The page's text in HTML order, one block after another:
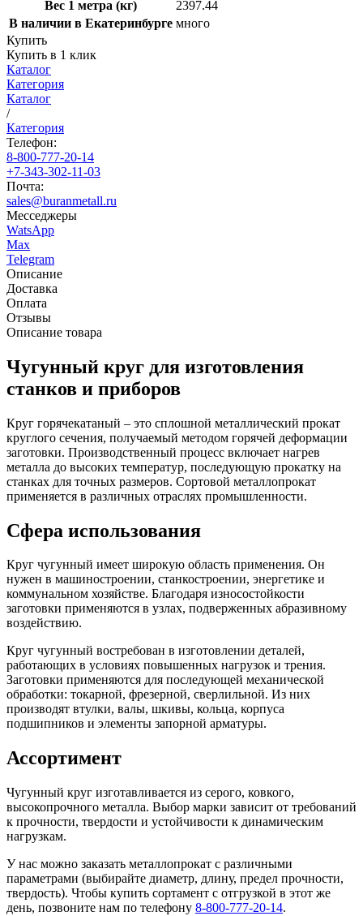
Вес 1 метра (кг)
2397.44
В наличии в Екатеринбурге много
Купить
Купить в 1 клик
Каталог
Категория
Каталог
/
Категория
Телефон:
8-800-777-20-14
+7-343-302-11-03
Почта:
sales@buranmetall.ru
Месседжеры
WatsApp
Max
Telegram
Описание
Доставка
Оплата
Отзывы
Описание товара
Чугунный круг для изготовления
станков и приборов
Круг горячекатаный – это сплошной металлический прокат
круглого сечения, получаемый методом горячей деформации
заготовки. Производственный процесс включает нагрев
металла до высоких температур, последующую прокатку на
станках для точных размеров. Сортовой металлопрокат
применяется в различных отраслях промышленности.
Сфера использования
Круг чугунный имеет широкую область применения. Он
нужен в машиностроении, станкостроении, энергетике и
коммунальном хозяйстве. Благодаря износостойкости
заготовки применяются в узлах, подверженных абразивному
воздействию.
Круг чугунный востребован в изготовлении деталей,
работающих в условиях повышенных нагрузок и трения.
Заготовки применяются для последующей механической
обработки: токарной, фрезерной, сверлильной. Из них
производят втулки, валы, шкивы, кольца, корпуса
подшипников и элементы запорной арматуры.
Ассортимент
Чугунный круг изготавливается из серого, ковкого,
высокопрочного металла. Выбор марки зависит от требований
к прочности, твердости и устойчивости к динамическим
нагрузкам.
У нас можно заказать металлопрокат с различными
параметрами (выбирайте диаметр, длину, предел прочности,
твердость). Чтобы купить сортамент с отгрузкой в этот же
день, позвоните нам по телефону 8-800-777-20-14.